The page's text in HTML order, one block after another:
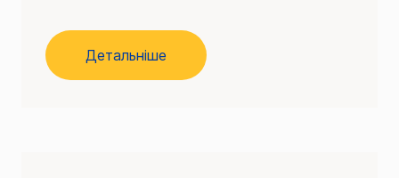
Детальніше